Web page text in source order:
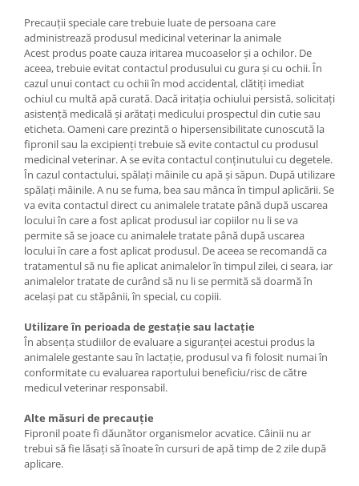
Precauții speciale care trebuie luate de persoana care
administrează produsul medicinal veterinar la animale
Acest produs poate cauza iritarea mucoaselor și a ochilor. De
aceea, trebuie evitat contactul produsului cu gura și cu ochii. În
cazul unui contact cu ochii în mod accidental, clătiți imediat
ochiul cu multă apă curată. Dacă iritația ochiului persistă, solicitați
asistență medicală și arătați medicului prospectul din cutie sau
eticheta. Oameni care prezintă o hipersensibilitate cunoscută la
fipronil sau la excipienți trebuie să evite contactul cu produsul
medicinal veterinar. A se evita contactul conținutului cu degetele.
În cazul contactului, spălați mâinile cu apă și săpun. După utilizare
spălați mâinile. A nu se fuma, bea sau mânca în timpul aplicării. Se
va evita contactul direct cu animalele tratate până după uscarea
locului în care a fost aplicat produsul iar copiilor nu li se va
permite să se joace cu animalele tratate până după uscarea
locului în care a fost aplicat produsul. De aceea se recomandă ca
tratamentul să nu fie aplicat animalelor în timpul zilei, ci seara, iar
animalelor tratate de curând să nu li se permită să doarmă în
același pat cu stăpânii, în special, cu copiii.
Utilizare în perioada de gestație sau lactație
În absența studiilor de evaluare a siguranței acestui produs la
animalele gestante sau în lactație, produsul va fi folosit numai în
conformitate cu evaluarea raportului beneficiu/risc de către
medicul veterinar responsabil.
Alte măsuri de precauție
Fipronil poate fi dăunător organismelor acvatice. Câinii nu ar
trebui să fie lăsați să înoate în cursuri de apă timp de 2 zile după
aplicare.